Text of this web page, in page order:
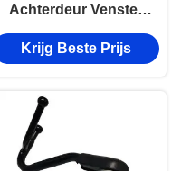
Achterdeur Venster
Lift JMC X8
6204500LC
Body Parts
Krijg Beste Prijs